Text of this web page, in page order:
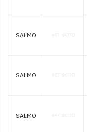
SALMO
SALMO
SALMO